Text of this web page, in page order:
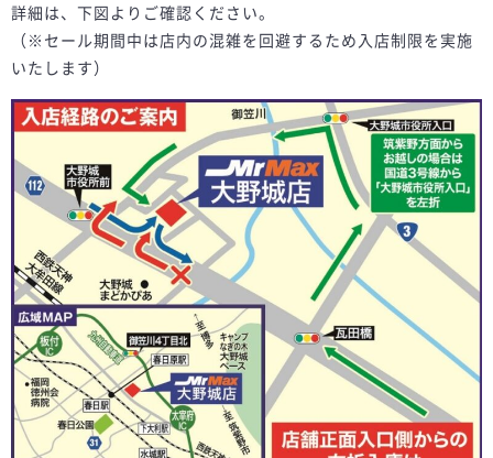
詳細は、下図よりご確認ください。
（※セール期間中は店内の混雑を回避するため入店制限を実施
いたします）